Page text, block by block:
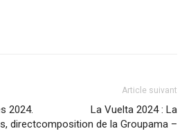
2024.
direct
Article suivant
La Vuelta 2024 : La
composition de la Groupama –